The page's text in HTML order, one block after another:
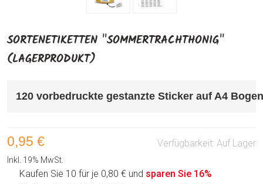
SORTENETIKETTEN "SOMMERTRACHTHONIG"
(LAGERPRODUKT)
120 vorbedruckte gestanzte Sticker auf A4
Verfügbarkeit: Auf Lager
0,95 €
Inkl. 19% MwSt.
Kaufen Sie 10 für je 0,80 € und sparen Sie 16%